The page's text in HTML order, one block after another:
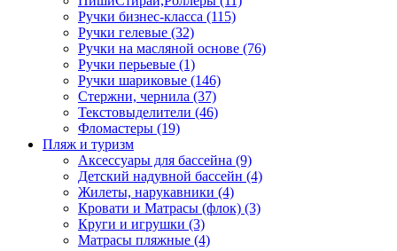
Ручки бизнес-класса (115)
Ручки гелевые (32)
Ручки на масляной основе (76)
Ручки перьевые (1)
Ручки шариковые (146)
Стержни, чернила (37)
Текстовыделители (46)
Фломастеры (19)
Пляж и туризм
Аксессуары для бассейна (9)
Детский надувной бассейн (4)
Жилеты, нарукавники (4)
Кровати и Матрасы (флок) (3)
Круги и игрушки (3)
Матрасы пляжные (4)